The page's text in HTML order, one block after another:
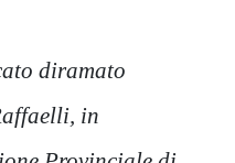
diramato
in